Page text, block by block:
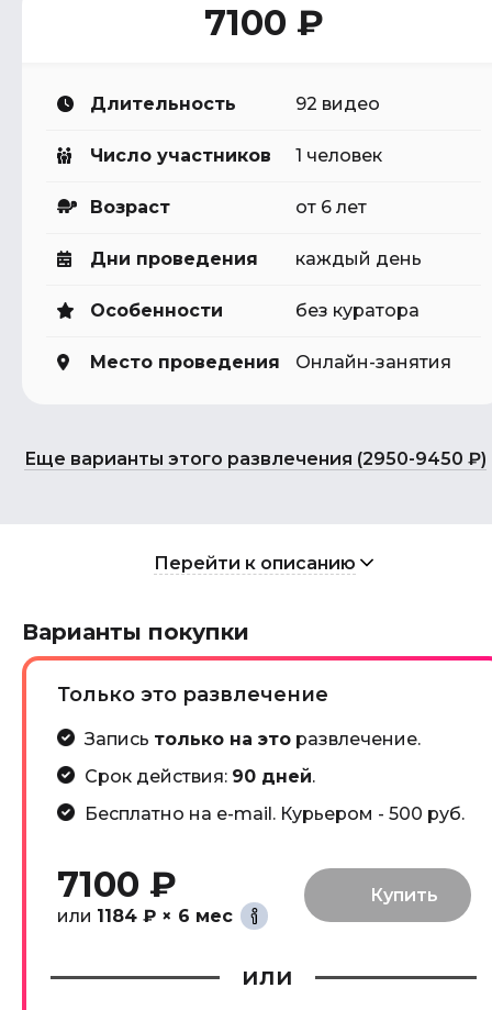
7100 ₽
Длительность 92 видео
Число участников 1 человек
Возраст от 6 лет
Дни проведения каждый день
Особенности без куратора
Место проведения Онлайн-занятия
Еще варианты этого развлечения (2950-9450 ₽)
Перейти к описанию
Варианты покупки
Только это развлечение
Запись только на эторазвлечение.
Срок действия: 90 дней.
Бесплатно на e-mail. Курьером - 500 руб.
7100 ₽
или 1184 ₽ × 6 мес
или